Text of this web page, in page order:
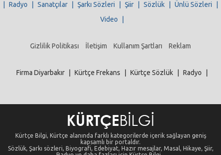
Radyo Sanatçılar Şarkı Sözleri Şiir Sözlük Ünlü Sözleri
Video
Gizlilik Politikası İletişim Kullanım Şartları Reklam
Firma Diyarbakır Kürtçe Frekans Kürtçe Sözlük Radyo
Kürtçe Bilgi, Kürtçe alanında farklı kategorilerde içerik sağlayan geniş
kapsamlı bir portaldır.
Sözlük, Şarkı sözleri, Biyografi, Edebiyat, Hazır mesajlar, Masal, Hikaye, Şiir,